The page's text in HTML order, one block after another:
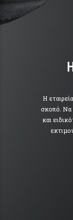
Η
σκοπό. Να
και